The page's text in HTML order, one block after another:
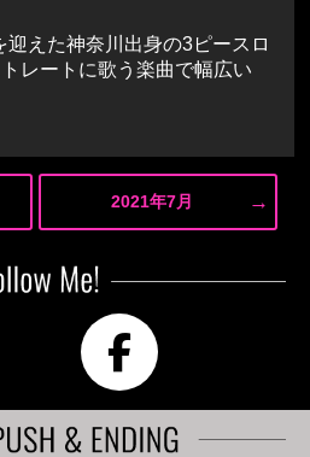
えた神奈川出身の3ピースロ
レートに歌う楽曲で幅広い
2021年7月 →